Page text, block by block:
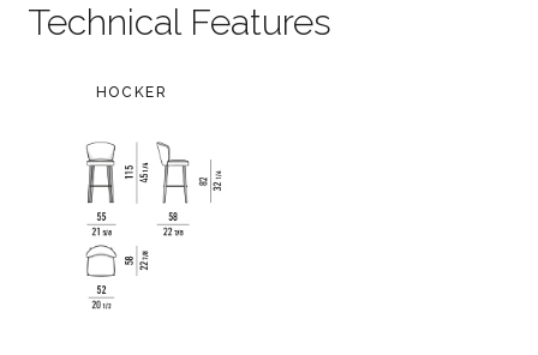
Technical Features
HOCKER